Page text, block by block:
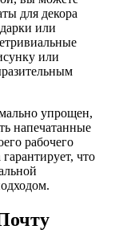
для декора
или
или
упрощен,
напечатанные
рабочего
что